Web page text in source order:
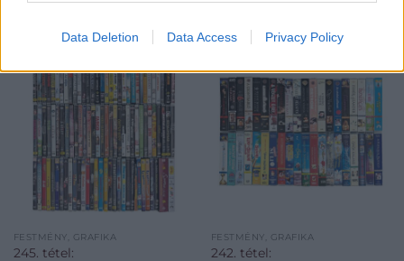
Data Deletion Data Access Privacy Policy
FESTMÉNY, GRAFIKA
245. tétel:
FESTMÉNY, GRAFIKA
242. tétel: